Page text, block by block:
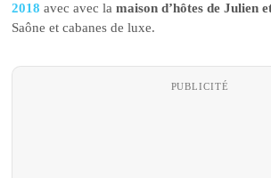
2018 avec avec lamaison d’hôtes de Julien
Saône et cabanes de luxe.
PUBLICITÉ